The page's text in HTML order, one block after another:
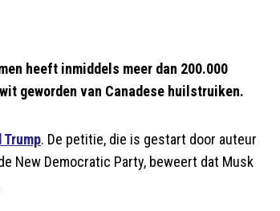
heeft inmiddels meer dan 200.000
geworden van Canadese huilstruiken.
Trump. De petitie, die is gestart door auteur
New Democratic Party, beweert dat Musk